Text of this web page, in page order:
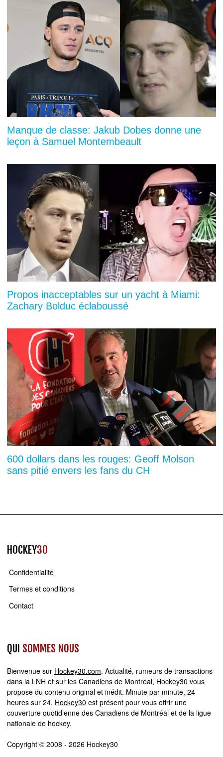
Manque de classe: Jakub Dobes donne une
leçon à Samuel Montembeault
Propos inacceptables sur un yacht à Miami:
Zachary Bolduc éclaboussé
600 dollars dans les rouges: Geoff Molson
sans pitié envers les fans du CH
HOCKEY30
Confidentialité
Termes et conditions
Contact
QUI SOMMES NOUS
Bienvenue sur Hockey30.com. Actualité, rumeurs de transactions
dans la LNH et sur les Canadiens de Montréal, Hockey30 vous
propose du contenu original et inédit. Minute par minute, 24
heures sur 24, Hockey30 est présent pour vous offrir une
couverture quotidienne des Canadiens de Montréal et de la ligue
nationale de hockey.
Copyright © 2008 - 2026 Hockey30